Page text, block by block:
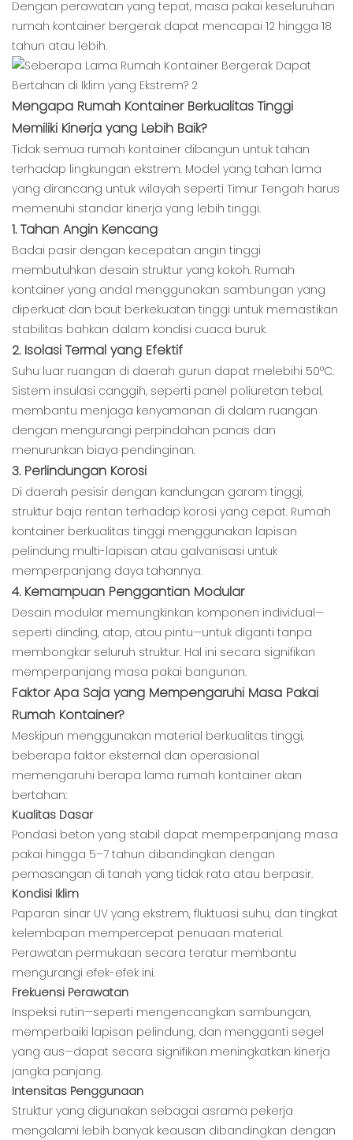
Dengan perawatan yang tepat, masa pakai keseluruhan
rumah kontainer bergerak dapat mencapai 12 hingga 18
tahun atau lebih.
Mengapa Rumah Kontainer Berkualitas Tinggi
Memiliki Kinerja yang Lebih Baik?
Tidak semua rumah kontainer dibangun untuk tahan
terhadap lingkungan ekstrem. Model yang tahan lama
yang dirancang untuk wilayah seperti Timur Tengah harus
memenuhi standar kinerja yang lebih tinggi.
1. Tahan Angin Kencang
Badai pasir dengan kecepatan angin tinggi
membutuhkan desain struktur yang kokoh. Rumah
kontainer yang andal menggunakan sambungan yang
diperkuat dan baut berkekuatan tinggi untuk memastikan
stabilitas bahkan dalam kondisi cuaca buruk.
2. Isolasi Termal yang Efektif
Suhu luar ruangan di daerah gurun dapat melebihi 50°C.
Sistem insulasi canggih, seperti panel poliuretan tebal,
membantu menjaga kenyamanan di dalam ruangan
dengan mengurangi perpindahan panas dan
menurunkan biaya pendinginan.
3. Perlindungan Korosi
Di daerah pesisir dengan kandungan garam tinggi,
struktur baja rentan terhadap korosi yang cepat. Rumah
kontainer berkualitas tinggi menggunakan lapisan
pelindung multi-lapisan atau galvanisasi untuk
memperpanjang daya tahannya.
4. Kemampuan Penggantian Modular
Desain modular memungkinkan komponen individual—
seperti dinding, atap, atau pintu—untuk diganti tanpa
membongkar seluruh struktur. Hal ini secara signifikan
memperpanjang masa pakai bangunan.
Faktor Apa Saja yang Mempengaruhi Masa Pakai
Rumah Kontainer?
Meskipun menggunakan material berkualitas tinggi,
beberapa faktor eksternal dan operasional
memengaruhi berapa lama rumah kontainer akan
bertahan:
Kualitas Dasar
Pondasi beton yang stabil dapat memperpanjang masa
pakai hingga 5–7 tahun dibandingkan dengan
pemasangan di tanah yang tidak rata atau berpasir.
Kondisi Iklim
Paparan sinar UV yang ekstrem, fluktuasi suhu, dan tingkat
kelembapan mempercepat penuaan material.
Perawatan permukaan secara teratur membantu
mengurangi efek-efek ini.
Frekuensi Perawatan
Inspeksi rutin—seperti mengencangkan sambungan,
memperbaiki lapisan pelindung, dan mengganti segel
yang aus—dapat secara signifikan meningkatkan kinerja
jangka panjang.
Intensitas Penggunaan
Struktur yang digunakan sebagai asrama pekerja
mengalami lebih banyak keausan dibandingkan dengan